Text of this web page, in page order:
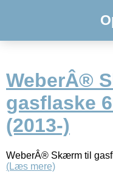
WeberÂ®
gasflaske
(2013-)
WeberÂ® Skærm til
(Læs mere)